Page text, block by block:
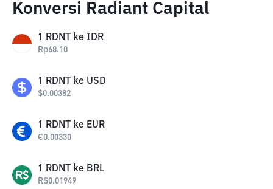
Konversi Radiant Capital
1 RDNT ke IDR
Rp68.10
1 RDNT ke USD
$0.00382
1 RDNT ke EUR
€0.00330
1 RDNT ke BRL
R$0.01949